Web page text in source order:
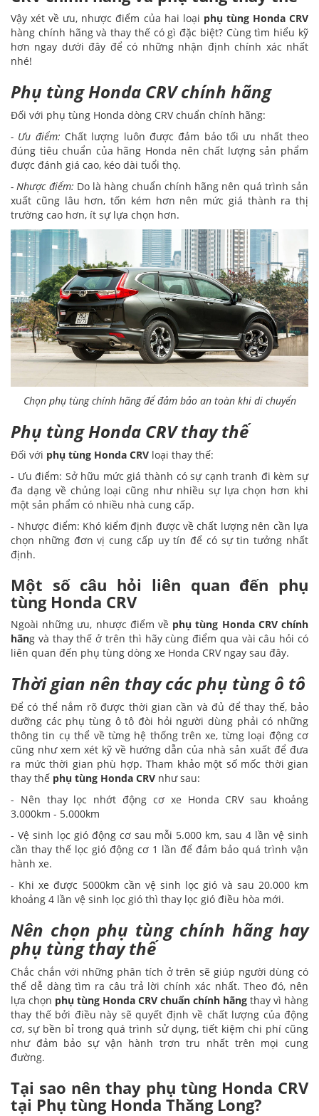
Vậy xét về ưu, nhược điểm của hai loại phụ tùng Honda CRV
hàng chính hãng và thay thế có gì đặc biệt? Cùng tìm hiểu kỹ
hơn ngay dưới đây để có những nhận định chính xác nhất
nhé!
Phụ tùng Honda CRV chính hãng
Đối với phụ tùng Honda dòng CRV chuẩn chính hãng:
- Ưu điểm: Chất lượng luôn được đảm bảo tối ưu nhất theo
đúng tiêu chuẩn của hãng Honda nên chất lượng sản phẩm
được đánh giá cao, kéo dài tuổi thọ.
- Nhược điểm: Do là hàng chuẩn chính hãng nên quá trình sản
xuất cũng lâu hơn, tốn kém hơn nên mức giá thành ra thị
trường cao hơn, ít sự lựa chọn hơn.
Chọn phụ tùng chính hãng để đảm bảo an toàn khi di chuyển
Phụ tùng Honda CRV thay thế
Đối với phụ tùng Honda CRV loại thay thế:
- Ưu điểm: Sở hữu mức giá thành có sự cạnh tranh đi kèm sự
đa dạng về chủng loại cũng như nhiều sự lựa chọn hơn khi
một sản phẩm có nhiều nhà cung cấp.
- Nhược điểm: Khó kiểm định được về chất lượng nên cần lựa
chọn những đơn vị cung cấp uy tín để có sự tin tưởng nhất
định.
Một số câu hỏi liên quan đến phụ
tùng Honda CRV
Ngoài những ưu, nhược điểm về phụ tùng Honda CRV chính
hãng và thay thế ở trên thì hãy cùng điểm qua vài câu hỏi có
liên quan đến phụ tùng dòng xe Honda CRV ngay sau đây.
Thời gian nên thay các phụ tùng ô tô
Để có thể nắm rõ được thời gian cần và đủ để thay thế, bảo
dưỡng các phụ tùng ô tô đòi hỏi người dùng phải có những
thông tin cụ thể về từng hệ thống trên xe, từng loại động cơ
cũng như xem xét kỹ về hướng dẫn của nhà sản xuất để đưa
ra mức thời gian phù hợp. Tham khảo một số mốc thời gian
thay thế phụ tùng Honda CRV như sau:
- Nên thay lọc nhớt động cơ xe Honda CRV sau khoảng
3.000km - 5.000km
- Vệ sinh lọc gió động cơ sau mỗi 5.000 km, sau 4 lần vệ sinh
cần thay thế lọc gió động cơ 1 lần để đảm bảo quá trình vận
hành xe.
- Khi xe được 5000km cần vệ sinh lọc gió và sau 20.000 km
khoảng 4 lần vệ sinh lọc gió thì thay lọc gió điều hòa mới.
Nên chọn phụ tùng chính hãng hay
phụ tùng thay thế
Chắc chắn với những phân tích ở trên sẽ giúp người dùng có
thể dễ dàng tìm ra câu trả lời chính xác nhất. Theo đó, nên
lựa chọn phụ tùng Honda CRV chuẩn chính hãng thay vì hàng
thay thế bởi điều này sẽ quyết định về chất lượng của động
cơ, sự bền bỉ trong quá trình sử dụng, tiết kiệm chi phí cũng
như đảm bảo sự vận hành trơn tru nhất trên mọi cung
đường.
Tại sao nên thay phụ tùng Honda CRV
tại Phụ tùng Honda Thăng Long?